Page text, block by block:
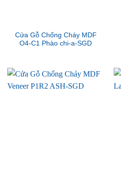
Cửa Gỗ Chống Cháy MDF
O4-C1 Phào chi-a-SGD